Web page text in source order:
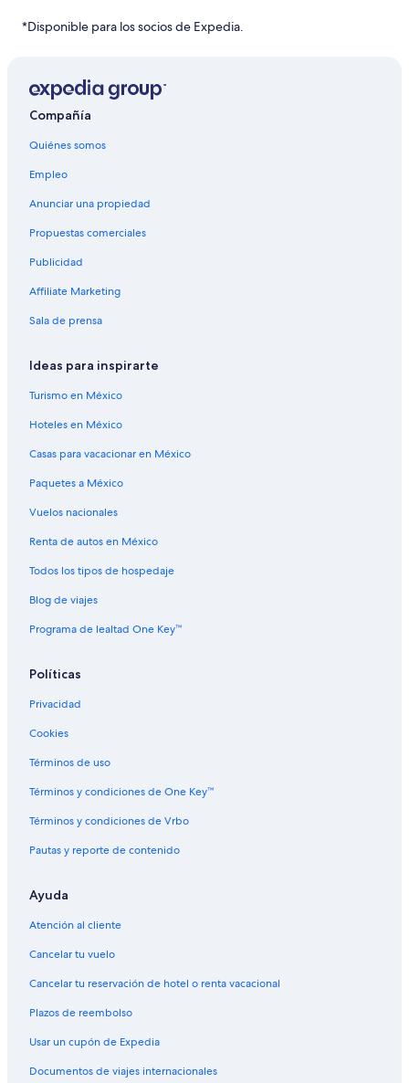
Resorts en Belmont
Hoteles con alberca en Belmont
Hoteles en Belmont
Hoteles cerca de Instituto de artes de Wolfeboro
Apart-Hoteles en Isla de Rattlesnake
B&B en Isla de Rattlesnake
Cabañas en Isla de Rattlesnake
Campings en Isla de Rattlesnake
Casas vacacionales en Isla de Rattlesnake
Resorts en Isla de Rattlesnake
Apartamentos en Isla de Rattlesnake
Hoteles haciendas en Isla de Rattlesnake
Hoteles de Independent en Isla de Rattlesnake
Moteles en Isla de Rattlesnake
Campings en Isla Keniston
Casas de campo en Isla Keniston
Condominios en Isla Keniston
Apartamentos en Isla Keniston
Casas de campo en Laconia
Hoteles en Laconia
Hoteles cerca de Mount Major
Hoteles en New Durham
Hoteles cerca de Parque Bolduc
Casas de huéspedes en Pittsfield
Hoteles en Pittsfield
*Disponible para los socios de Expedia.
Compañía
Quiénes somos
Empleo
Anunciar una propiedad
Propuestas comerciales
Publicidad
Affiliate Marketing
Sala de prensa
Ideas para inspirarte
Turismo en México
Hoteles en México
Casas para vacacionar en México
Paquetes a México
Vuelos nacionales
Renta de autos en México
Todos los tipos de hospedaje
Blog de viajes
Programa de lealtad One Key™
Políticas
Privacidad
Cookies
Términos de uso
Términos y condiciones de One Key™
Términos y condiciones de Vrbo
Pautas y reporte de contenido
Ayuda
Atención al cliente
Cancelar tu vuelo
Cancelar tu reservación de hotel o renta vacacional
Plazos de reembolso
Usar un cupón de Expedia
Documentos de viajes internacionales